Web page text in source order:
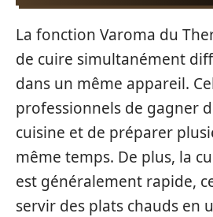
La fonction Varoma du
de cuire simultanément
dans un même appareil.
professionnels de gagner
cuisine et de préparer
même temps. De plus, la
est généralement rapide,
servir des plats chauds en